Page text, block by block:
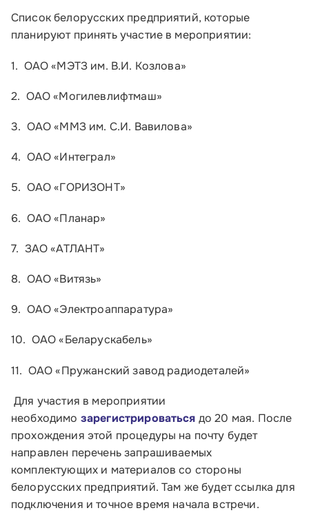
Банкам и финансовым организациям
Инфраструктуре поддержки
О Корпорации
Блог
Соцсети
Телефон:
8 800 100-11-00
Время работы:
по будням с 10:00 до 19:00
Почтовый адрес:
109012, г. Москва, Славянская площадь, д.4,
стр.1
Список белорусских предприятий, которые
планируют принять участие в мероприятии:
1. ОАО «МЭТЗ им. В.И. Козлова»
2. ОАО «Могилевлифтмаш»
3. ОАО «ММЗ им. С.И. Вавилова»
4. ОАО «Интеграл»
5. ОАО «ГОРИЗОНТ»
6. ОАО «Планар»
7. ЗАО «АТЛАНТ»
8. ОАО «Витязь»
9. ОАО «Электроаппаратура»
10. ОАО «Беларускабель»
11. ОАО «Пружанский завод радиодеталей»
Для участия в мероприятии
необходимо зарегистрироваться до 20 мая. После
прохождения этой процедуры на почту будет
направлен перечень запрашиваемых
комплектующих и материалов со стороны
белорусских предприятий. Там же будет ссылка для
подключения и точное время начала встречи.